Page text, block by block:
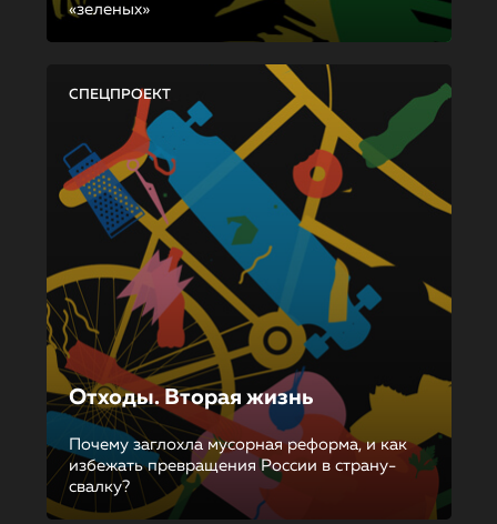
«зеленых»
СПЕЦПРОЕКТ
Отходы. Вторая жизнь
Почему заглохла мусорная реформа, и как
избежать превращения России в страну-
свалку?